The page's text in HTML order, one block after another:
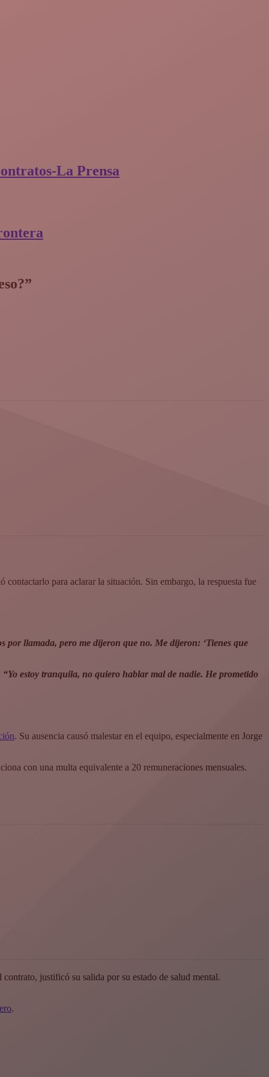
La Prensa
para aclarar la situación. Sin embargo, la respuesta fue
por llamada, pero me dijeron que no. Me dijeron: ‘Tienes que
“Yo estoy tranquila, no quiero hablar mal de nadie. He prometido
. Su ausencia causó malestar en el equipo, especialmente en Jorge
con una multa equivalente a 20 remuneraciones mensuales.
justificó su salida por su estado de salud mental.
.